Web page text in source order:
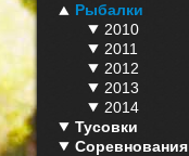
Рыбалки
2010
2011
2012
2013
2014
Тусовки
Соревнования